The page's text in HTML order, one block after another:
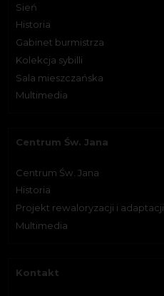
Sień
Historia
Gabinet burmistrza
Kolekcja sybilli
Sala mieszczańska
Multimedia
Centrum Św. Jana
Centrum Św. Jana
Historia
Projekt rewaloryzacji i adaptacji
Multimedia
Kontakt